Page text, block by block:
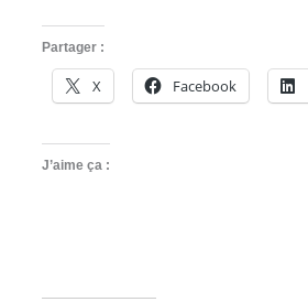
Partager :
X Facebook
J’aime ça :